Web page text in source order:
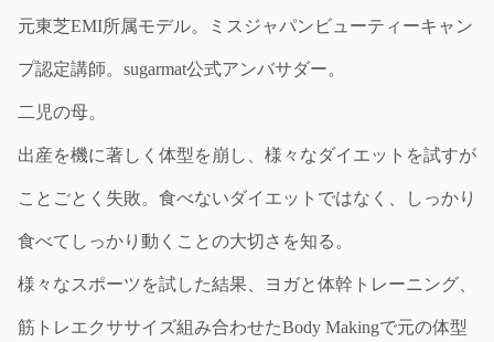
元東芝EMI所属モデル。ミスジャパンビューティーキャン
プ認定講師。sugarmat公式アンバサダー。
二児の母。
出産を機に著しく体型を崩し、様々なダイエットを試すが
ことごとく失敗。食べないダイエットではなく、しっかり
食べてしっかり動くことの大切さを知る。
様々なスポーツを試した結果、ヨガと体幹トレーニング、
筋トレエクササイズ組み合わせたBody Makingで元の体型